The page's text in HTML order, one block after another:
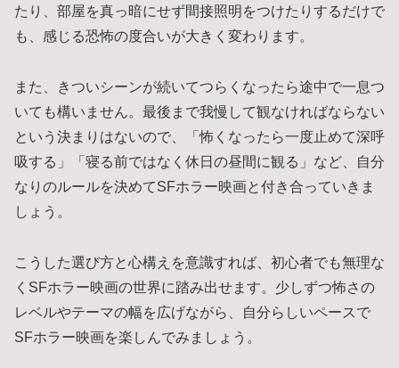
たり、部屋を真っ暗にせず間接照明をつけたりするだけで
も、感じる恐怖の度合いが大きく変わります。
また、きついシーンが続いてつらくなったら途中で一息つ
いても構いません。最後まで我慢して観なければならない
という決まりはないので、「怖くなったら一度止めて深呼
吸する」「寝る前ではなく休日の昼間に観る」など、自分
なりのルールを決めてSFホラー映画と付き合っていきま
しょう。
こうした選び方と心構えを意識すれば、初心者でも無理な
くSFホラー映画の世界に踏み出せます。少しずつ怖さの
レベルやテーマの幅を広げながら、自分らしいペースで
SFホラー映画を楽しんでみましょう。